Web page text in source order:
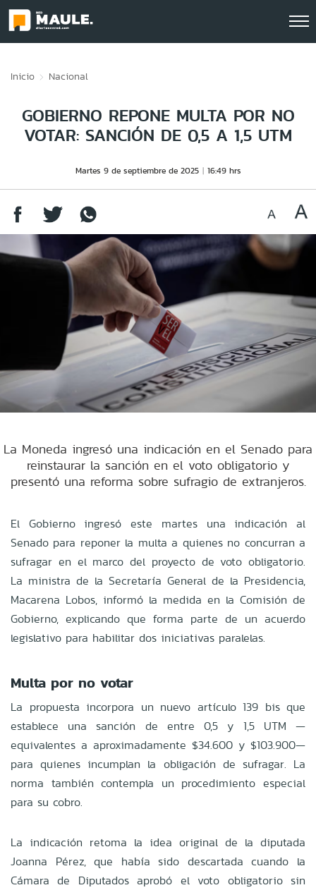
Inicio Nacional
GOBIERNO REPONE MULTA POR NO
VOTAR: SANCIÓN DE 0,5 A 1,5 UTM
Martes 9 de septiembre de 2025 16:49 hrs
La Moneda ingresó una indicación en el Senado para
reinstaurar la sanción en el voto obligatorio y
presentó una reforma sobre sufragio de extranjeros.
El Gobierno ingresó este martes una indicación al
Senado para reponer la multa a quienes no concurran a
sufragar en el marco del proyecto de voto obligatorio.
La ministra de la Secretaría General de la Presidencia,
Macarena Lobos, informó la medida en la Comisión de
Gobierno, explicando que forma parte de un acuerdo
legislativo para habilitar dos iniciativas paralelas.
Multa por no votar
La propuesta incorpora un nuevo artículo 139 bis que
establece una sanción de entre 0,5 y 1,5 UTM —
equivalentes a aproximadamente $34.600 y $103.900—
para quienes incumplan la obligación de sufragar. La
norma también contempla un procedimiento especial
para su cobro.
La indicación retoma la idea original de la diputada
Joanna Pérez, que había sido descartada cuando la
Cámara de Diputados aprobó el voto obligatorio sin